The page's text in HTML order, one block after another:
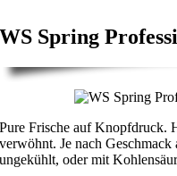
WS Spring
Pure Frische auf Knopfdruck.
verwöhnt. Je nach
ungekühlt, oder mit